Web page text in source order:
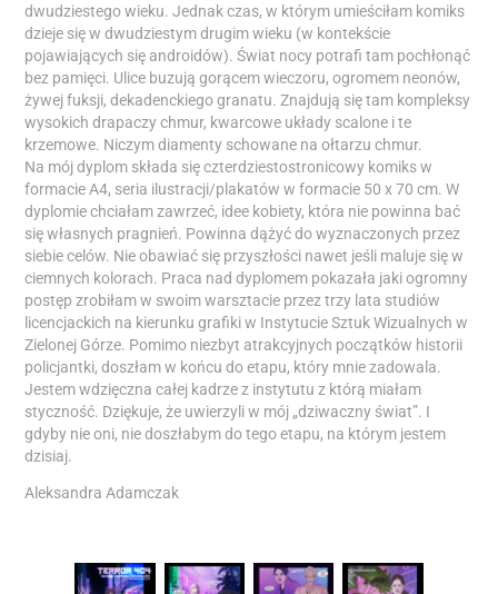
dwudziestego wieku. Jednak czas, w którym umieściłam komiks
dzieje się w dwudziestym drugim wieku (w kontekście
pojawiających się androidów). Świat nocy potrafi tam pochłonąć
bez pamięci. Ulice buzują gorącem wieczoru, ogromem neonów,
żywej fuksji, dekadenckiego granatu. Znajdują się tam kompleksy
wysokich drapaczy chmur, kwarcowe układy scalone i te
krzemowe. Niczym diamenty schowane na ołtarzu chmur.
Na mój dyplom składa się czterdziestostronicowy komiks w
formacie A4, seria ilustracji/plakatów w formacie 50 x 70 cm. W
dyplomie chciałam zawrzeć, idee kobiety, która nie powinna bać
się własnych pragnień. Powinna dążyć do wyznaczonych przez
siebie celów. Nie obawiać się przyszłości nawet jeśli maluje się w
ciemnych kolorach. Praca nad dyplomem pokazała jaki ogromny
postęp zrobiłam w swoim warsztacie przez trzy lata studiów
licencjackich na kierunku grafiki w Instytucie Sztuk Wizualnych w
Zielonej Górze. Pomimo niezbyt atrakcyjnych początków historii
policjantki, doszłam w końcu do etapu, który mnie zadowala.
Jestem wdzięczna całej kadrze z instytutu z którą miałam
styczność. Dziękuje, że uwierzyli w mój „dziwaczny świat”. I
gdyby nie oni, nie doszłabym do tego etapu, na którym jestem
dzisiaj.
Aleksandra Adamczak